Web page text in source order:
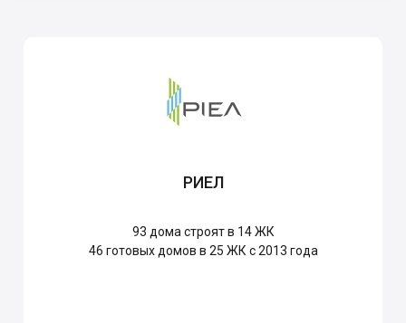
РИЕЛ
93 дома строят в 14 ЖК
46 готовых домов в 25 ЖК с 2013 года